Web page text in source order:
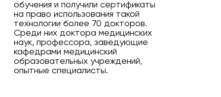
обучения и получили сертификаты
на право использования такой
технологии более 70 докторов.
Среди них доктора медицинских
наук, профессора, заведующие
кафедрами медицинский
образовательных учреждений,
опытные специалисты.